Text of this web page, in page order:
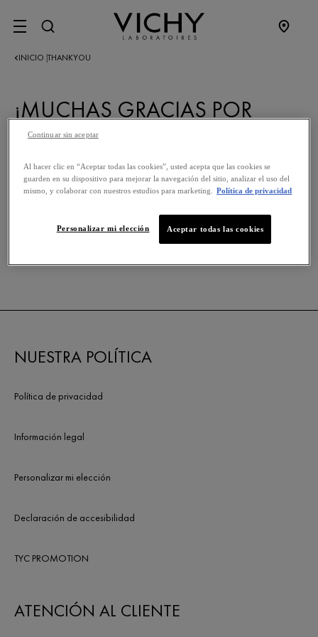
SITE MENU
INICIO THANKYOU
¡MUCHAS GRACIAS POR
SUMARTE! PRONTO
RECIBIRÁS NUESTRAS
NOVEDADES.
NUESTRA POLÍTICA
Política de privacidad
Información legal
Personalizar mi elección
Declaración de accesibilidad
TYC PROMOTION
ATENCIÓN AL CLIENTE
Al hacer clic en “Aceptar todas las cookies”, usted acepta que las cookies se
guarden en su dispositivo para mejorar la navegación del sitio, analizar el uso del
mismo, y colaborar con nuestros estudios para marketing.
Política de privacidad
Aceptar todas las cookies
Personalizar mi elección
Continuar sin aceptar